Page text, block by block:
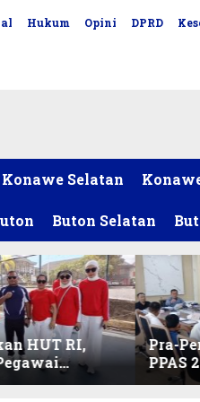
Hukum Opini DPRD
Konawe Selatan
Buton Selatan
HUT RI,
DPRD Sultra
Pra-
PPAS